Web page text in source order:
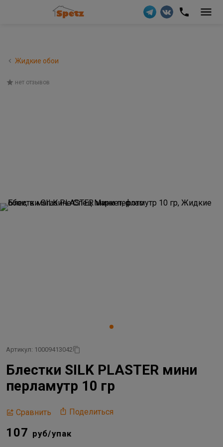
Жидкие обои
нет отзывов
Артикул: 10009413042
Блестки SILK PLASTER мини
перламутр 10 гр
Сравнить Поделиться
107 руб/упак